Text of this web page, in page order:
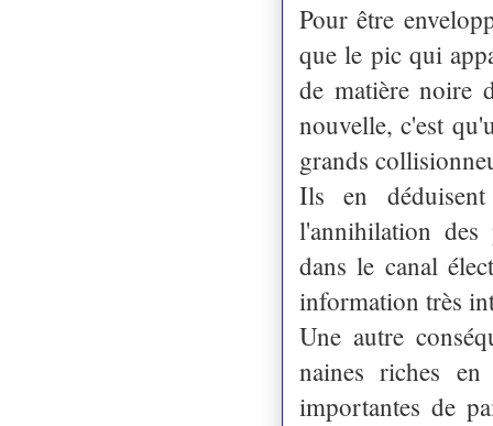
Pour être
que le pic qui
de matière noire
nouvelle, c'est
grands
Ils en
l'annihilation des
dans le canal
information très
Une autre
naines riches
importantes de